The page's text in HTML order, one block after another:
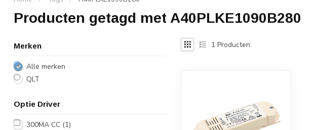
Producten getagd met A40PLKE1090B280
Merken
Alle merken
QLT
Optie Driver
300MA CC (1)
1 Producten